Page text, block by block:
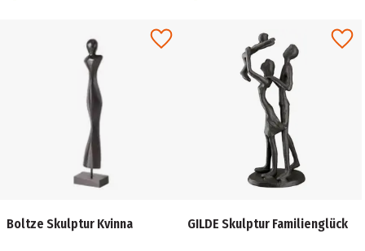
Boltze Skulptur Kvinna GILDE Skulptur Familienglück